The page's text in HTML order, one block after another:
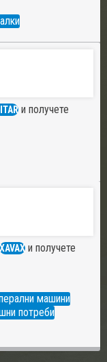
и получете
XAVAX и получете
машини
потреби